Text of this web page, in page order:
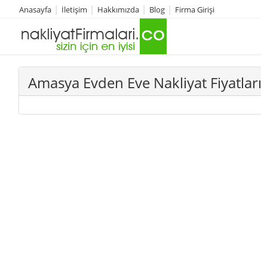
Anasayfa İletişim Hakkımızda Blog Firma Girişi
Amasya Evden Eve Nakliyat Fiyatları